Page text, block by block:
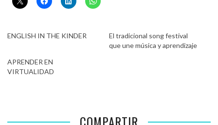
ENGLISH IN THE KINDER
El tradicional song festival
que une música y aprendizaje
APRENDER EN
VIRTUALIDAD